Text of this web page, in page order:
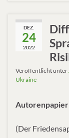
DEZ.
24
2022
Veröffentlicht unter
Ukraine
(Der